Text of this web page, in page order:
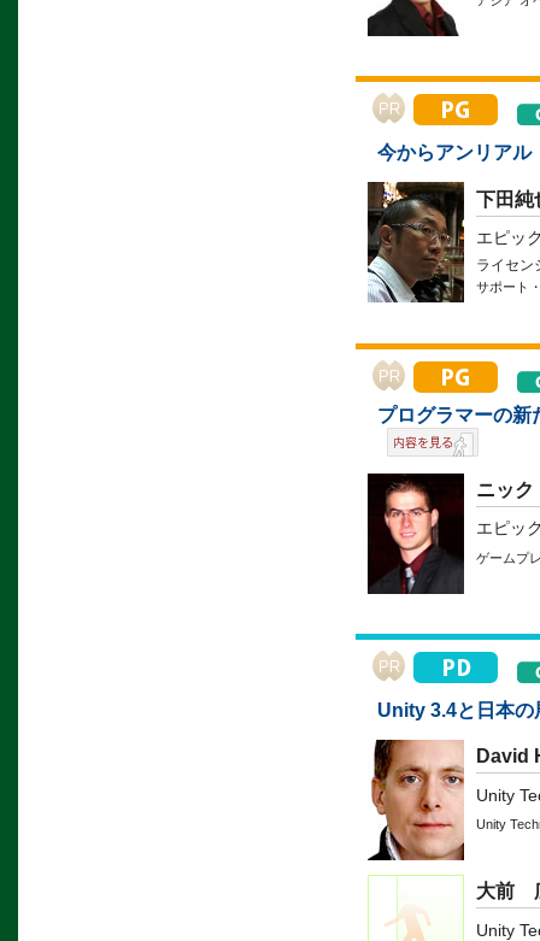
今からアンリアル
下田純
エピッ
ライセン
サポート
プログラマーの新
ニック
エピッ
ゲームプ
Unity 3.4と日本の
David
Unity
Unity
大前
Unity